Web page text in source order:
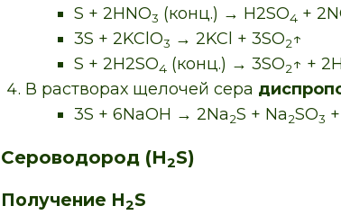
S + 2HNO3 (конц.) → H2SO4 +
3S + 2KClO3 → 2KCl + 3SO2↑
S + 2H2SO4 (конц.) → 3SO2↑ + 2H
В растворах щелочей сера
3S + 6NaOH → 2Na2S + Na2SO3
Сероводород (H2S)
Получение H2S